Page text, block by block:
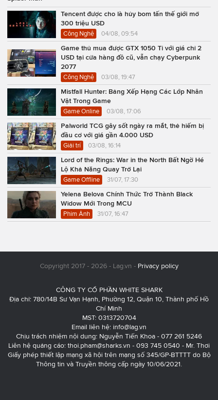
Tencent được cho là hủy bom tấn thế giới mở
300 triệu USD
Công Nghệ 04/08, 09:54
Game thủ mua được GTX 1050 Ti với giá chỉ 2
USD tại cửa hàng đồ cũ, vẫn chạy Cyberpunk
2077
Công Nghệ 03/08, 19:47
Mistfall Hunter: Bảng Xếp Hạng Các Lớp Nhân
Vật Trong Game
Game Online 03/08, 17:06
Palworld TCG gây sốt ngày ra mắt, thẻ hiếm bị
đầu cơ với giá gần 4.000 USD
Giải trí 03/08, 16:14
Lord of the Rings: War in the North Bất Ngờ Hé
Lộ Khả Năng Quay Trở Lại
Game Offline 31/07, 17:30
Yelena Belova Chính Thức Trở Thành Black
Widow Mới Trong MCU
Phim Ảnh 31/07, 16:47
Copyright 2017 - 2026 - Lag.vn - Privacy policy
CÔNG TY CỔ PHẦN WHITE SHARK
Địa chỉ: 780/14B Sư Vạn Hạnh, Phường 12, Quận 10, Thành phố Hồ
Chí Minh
MST: 0313720704
Email liên hệ: info@lag.vn
Chịu trách nhiệm nội dung: Nguyễn Tiến Khoa - 077 261 5246
Liên hệ quảng cáo: thoi.pham@sharks.vn - 093 745 0540 - Mr. Thơi
Giấy phép thiết lập mạng xã hội trên mạng số 345/GP-BTTTT do Bộ
Thông tin và Truyền thông cấp ngày 10/06/2021.